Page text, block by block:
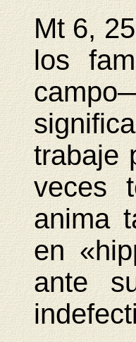
Mt 6,
los
trabaje
veces
anima
en
ante